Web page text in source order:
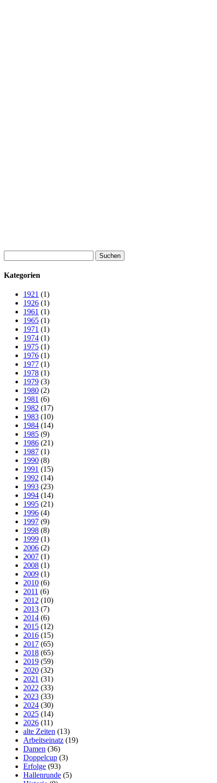
nach:
Kategorien
1921 (1)
1926 (1)
1961 (1)
1965 (1)
1971 (1)
1974 (1)
1975 (1)
1976 (1)
1977 (1)
1978 (1)
1979 (3)
1980 (2)
1981 (6)
1982 (17)
1983 (10)
1984 (14)
1985 (9)
1986 (21)
1987 (1)
1990 (8)
1991 (15)
1992 (14)
1993 (23)
1994 (14)
1995 (21)
1996 (4)
1997 (9)
1998 (8)
1999 (1)
2006 (2)
2007 (1)
2008 (1)
2009 (1)
2010 (6)
2011 (6)
2012 (10)
2013 (7)
2014 (6)
2015 (12)
2016 (15)
2017 (65)
2018 (65)
2019 (59)
2020 (32)
2021 (31)
2022 (33)
2023 (33)
2024 (30)
2025 (14)
2026 (11)
alte Zeiten (13)
Arbeitseinatz (19)
Damen (36)
Doppelcup (3)
Erfolge (93)
Hallenrunde (5)